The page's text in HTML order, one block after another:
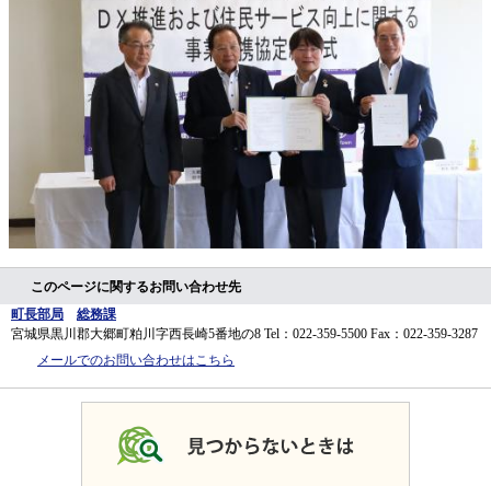
このページに関するお問い合わせ先
町長部局
総務課
宮城県黒川郡大郷町粕川字西長崎5番地の8 Tel：022-359-5500 Fax：022-359-3287
メールでのお問い合わせはこちら